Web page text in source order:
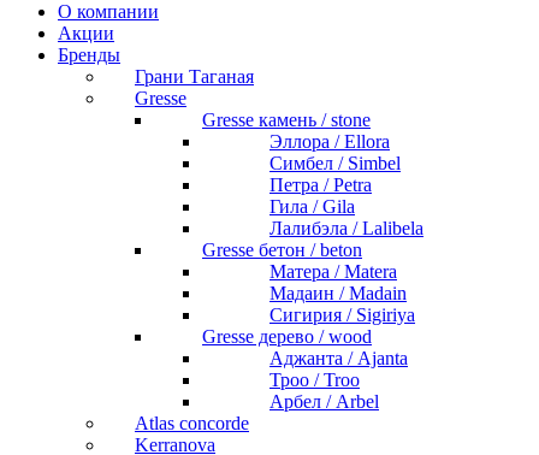
О компании
Акции
Бренды
Грани Таганая
Gresse
Gresse камень / stone
Эллора / Ellora
Симбел / Simbel
Петра / Petra
Гила / Gila
Лалибэла / Lalibela
Gresse бетон / beton
Матера / Matera
Мадаин / Madain
Сигирия / Sigiriya
Gresse дерево / wood
Аджанта / Ajanta
Троо / Troo
Арбел / Arbel
Atlas concorde
Kerranova